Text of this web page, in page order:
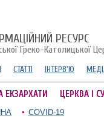
РЕСУРС
Греко-Католицької
СТАТТІ ІНТЕРВ'Ю
ЕКЗАРХАТИ ЦЕРКВА І
COVID-19